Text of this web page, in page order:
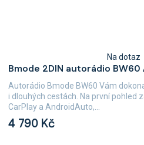
Bmode 2DIN autorádio BW60
hodnocení
produktu
je
4,7
5
Na dotaz
4 790 Kč
Autorádio Bmode BW60 Vám
i dlouhých cestách. Na první pohled
CarPlay a AndroidAuto,...